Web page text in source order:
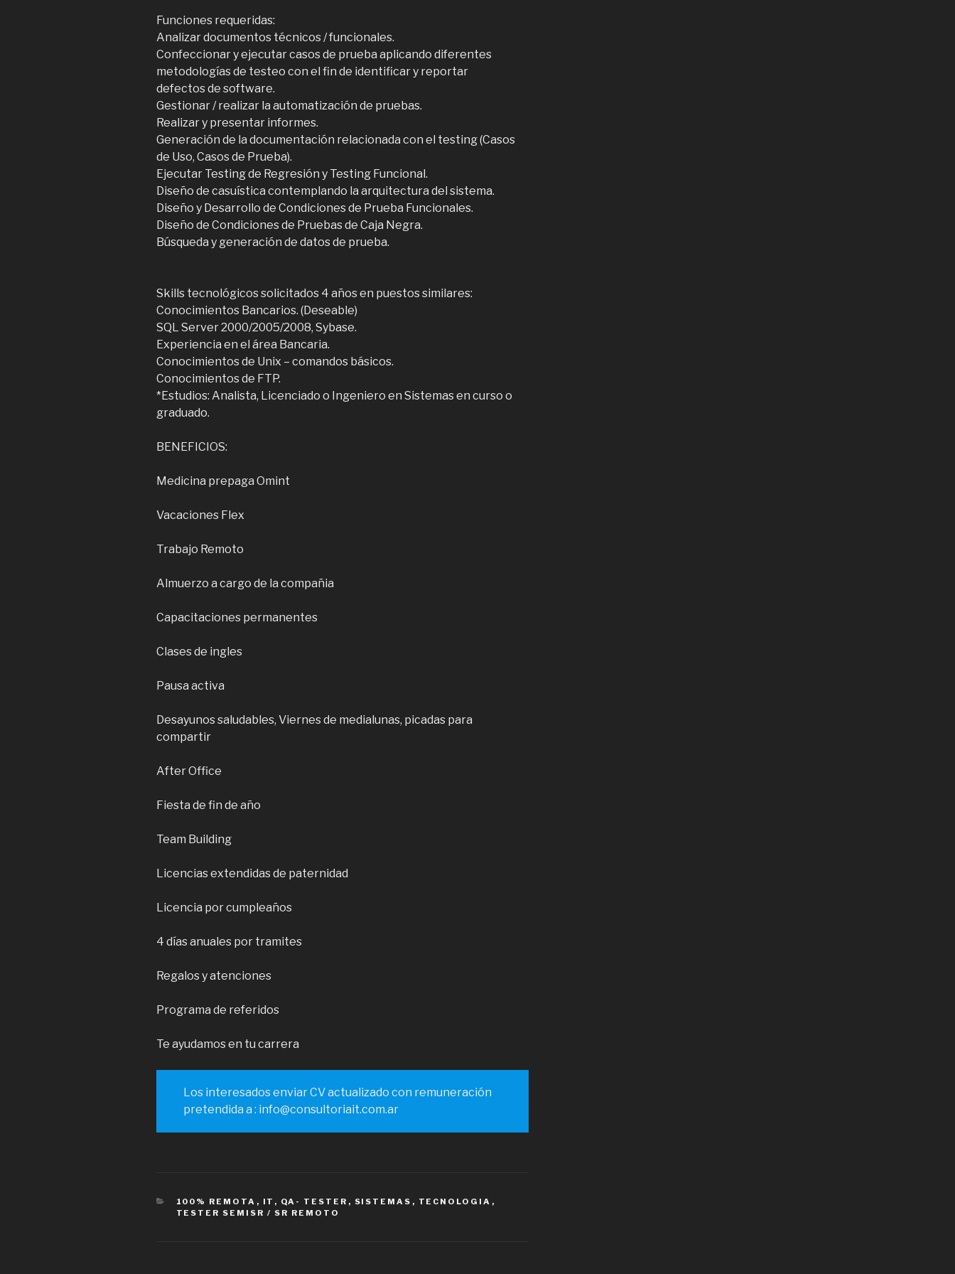
Funciones requeridas:
Analizar documentos técnicos / funcionales.
Confeccionar y ejecutar casos de prueba aplicando diferentes
metodologías de testeo con el fin de identificar y reportar
defectos de software.
Gestionar / realizar la automatización de pruebas.
Realizar y presentar informes.
Generación de la documentación relacionada con el testing (Casos
de Uso, Casos de Prueba).
Ejecutar Testing de Regresión y Testing Funcional.
Diseño de casuística contemplando la arquitectura del sistema.
Diseño y Desarrollo de Condiciones de Prueba Funcionales.
Diseño de Condiciones de Pruebas de Caja Negra.
Búsqueda y generación de datos de prueba.
Skills tecnológicos solicitados 4 años en puestos similares:
Conocimientos Bancarios. (Deseable)
SQL Server 2000/2005/2008, Sybase.
Experiencia en el área Bancaria.
Conocimientos de Unix – comandos básicos.
Conocimientos de FTP.
*Estudios: Analista, Licenciado o Ingeniero en Sistemas en curso o
graduado.
BENEFICIOS:
Medicina prepaga Omint
Vacaciones Flex
Trabajo Remoto
Almuerzo a cargo de la compañia
Capacitaciones permanentes
Clases de ingles
Pausa activa
Desayunos saludables, Viernes de medialunas, picadas para
compartir
After Office
Fiesta de fin de año
Team Building
Licencias extendidas de paternidad
Licencia por cumpleaños
4 días anuales por tramites
Regalos y atenciones
Programa de referidos
Te ayudamos en tu carrera
Los interesados enviar CV actualizado con remuneración
pretendida a : info@consultoriait.com.ar
CATEGORÍAS
100% REMOTA , IT , QA- TESTER , SISTEMAS , TECNOLOGIA ,
TESTER SEMISR / SR REMOTO